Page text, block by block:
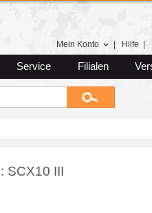
Mein Konto Hilfe
Service Filialen
SCX10 III